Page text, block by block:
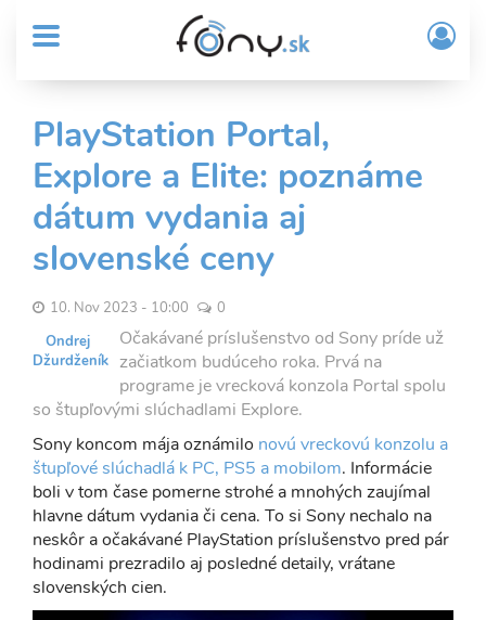
obsah
MENU
Sub
Header
menu
User
account
menu
/
PlayStation Portal,
Explore a Elite: poznáme
dátum vydania aj
slovenské ceny
10. Nov 2023 - 10:00
0
Ondrej
Džurdženík
Očakávané príslušenstvo od Sony príde už
začiatkom budúceho roka. Prvá na
programe je vrecková konzola Portal spolu
so štupľovými slúchadlami Explore.
Sony koncom mája oznámilo novú vreckovú konzolu a
štupľové slúchadlá k PC, PS5 a mobilom. Informácie
boli v tom čase pomerne strohé a mnohých zaujímal
hlavne dátum vydania či cena. To si Sony nechalo na
neskôr a očakávané PlayStation príslušenstvo pred pár
hodinami prezradilo aj posledné detaily, vrátane
slovenských cien.